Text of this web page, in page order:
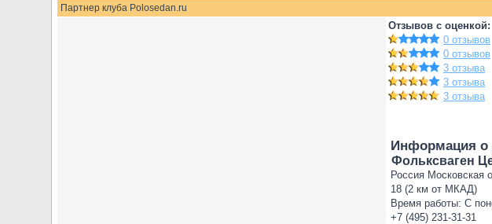
Партнер клуба Polosedan.ru
Отзывов с оценкой:
0 отзывов
0 отзывов
3 отзыва
3 отзыва
3 отзыва
Информация о
Фольксваген
Россия Московская
18 (2 км от МКАД)
Время работы: С
+7 (495) 231-31-31